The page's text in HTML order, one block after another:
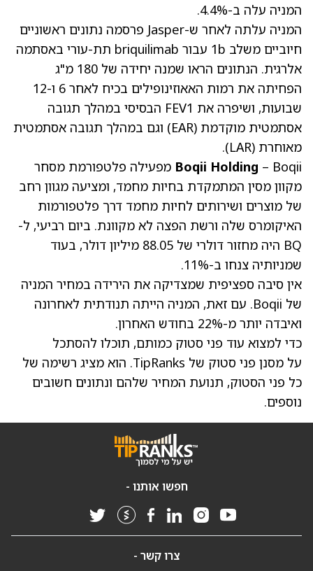
המניה עלה ב-4.4%.
המניה עלתה לאחר ש-Jasper פרסמה נתונים ראשוניים
חיוביים משלב 1b עבור briquilimab תת-עורי באסתמה
אלרגית. הנתונים הראו שמנה יחידה של 180 מ"ג
הפחיתה את רמות האאוזינופילים בכיח לאחר 6 ו-12
שבועות, ושיפרה את FEV1 הבסיסי במהלך תגובה
אסתמטית מוקדמת (EAR) וגם במהלך תגובה אסתמטית
מאוחרת (LAR).
Boqii Holding – Boqii מפעילה פלטפורמת מסחר
מקוון מסין המתמקדת בחיות מחמד, ומציעה מגוון רחב
של מוצרים ושירותים לחיות מחמד דרך פלטפורמות
האיקומרס שלה ורשת הפצה לא מקוונת. ביום רביעי, ל-
BQ היה מחזור דולרי של 88.05 מיליון דולר, בעוד
שמניותיה צנחו ב-11%.
אין סיבה ספציפית שמצדיקה את הירידה במחיר המניה
של Boqii. עם זאת, המניה הייתה תנודתית לאחרונה
ואיבדה יותר מ-22% בחודש האחרון.
כדי למצוא עוד פני סטוק כמותם, תוכלו להסתכל
על מסנן פני סטוק של TipRanks. הוא מציג רשימה של
כל פני הסטוק, תנועת המחיר שלהם ונתונים חשובים
נוספים.
חפשו אותנו -
צרו קשר -